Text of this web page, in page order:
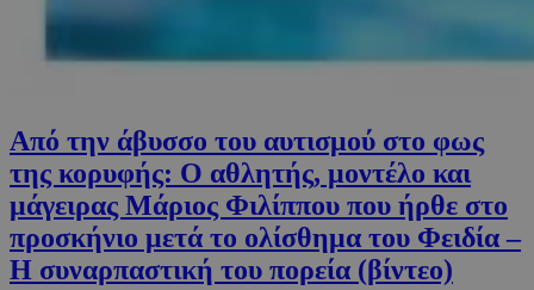
Από την άβυσσο του αυτισμού στο φως
της κορυφής: Ο αθλητής, μοντέλο και
μάγειρας Μάριος Φιλίππου που ήρθε στο
προσκήνιο μετά το ολίσθημα του Φειδία –
Η συναρπαστική του πορεία (βίντεο)